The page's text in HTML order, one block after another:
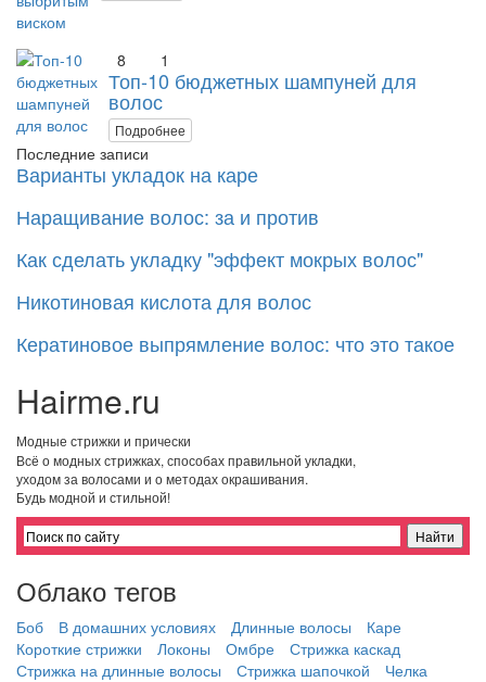
8 1
Топ-10 бюджетных шампуней для
волос
Подробнее
Последние записи
Варианты укладок на каре
Наращивание волос: за и против
Как сделать укладку "эффект мокрых волос"
Никотиновая кислота для волос
Кератиновое выпрямление волос: что это такое
Hairme.ru
Модные стрижки и прически
Всё о модных стрижках, способах правильной укладки,
уходом за волосами и о методах окрашивания.
Будь модной и стильной!
Облако тегов
Боб В домашних условиях Длинные волосы
Каре
Короткие стрижки
Локоны Омбре
Стрижка каскад
Стрижка на длинные волосы
Стрижка шапочкой
Челка